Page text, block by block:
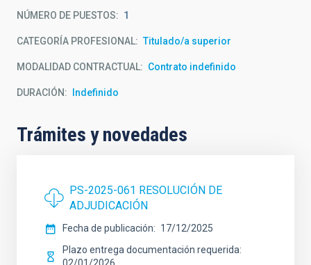
NÚMERO DE PUESTOS 1
CATEGORÍA PROFESIONAL Titulado/a superior
MODALIDAD CONTRACTUAL Contrato indefinido
DURACIÓN Indefinido
Trámites y novedades
PS-2025-061 RESOLUCIÓN DE
ADJUDICACIÓN
Fecha de publicación
17/12/2025
Plazo entrega documentación requerida